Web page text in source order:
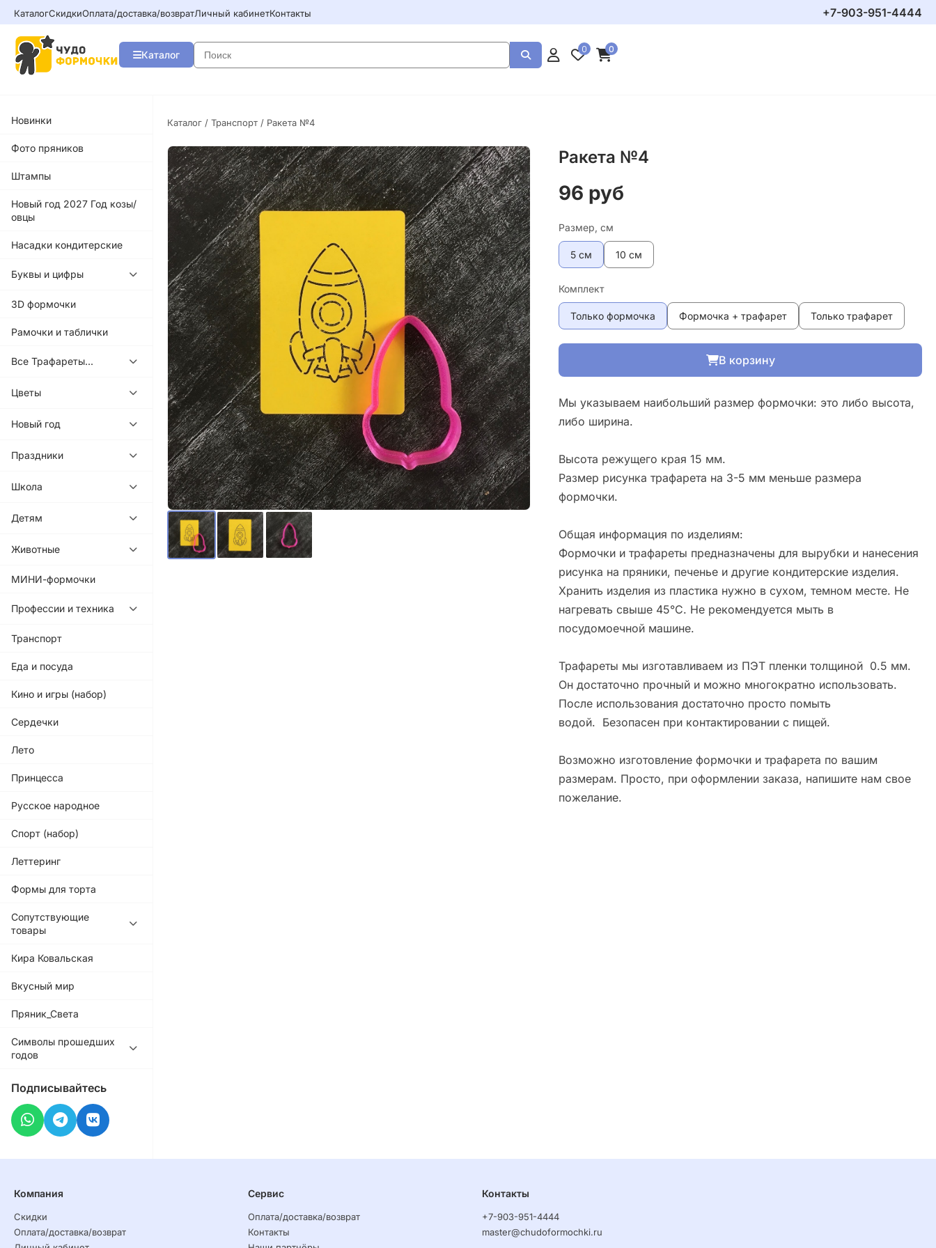
КаталогСкидкиОплата/доставка/возвратЛичный кабинетКонтакты +7-903-951-4444
Каталог
0 0
Новинки
Фото пряников
Штампы
Новый год 2027 Год козы/
овцы
Насадки кондитерские
Буквы и цифры
3D формочки
Рамочки и таблички
Все Трафареты...
Цветы
Новый год
Праздники
Школа
Детям
Животные
МИНИ-формочки
Профессии и техника
Транспорт
Еда и посуда
Кино и игры (набор)
Сердечки
Лето
Принцесса
Русское народное
Спорт (набор)
Леттеринг
Формы для торта
Сопутствующие
товары
Кира Ковальская
Вкусный мир
Пряник_Света
Символы прошедших
годов
Подписывайтесь
Каталог / Транспорт / Ракета №4
Ракета №4
96 руб
Размер, см
5 см 10 см
Комплект
Только формочка Формочка + трафарет Только трафарет
В корзину
Мы указываем наибольший размер формочки: это либо высота,
либо ширина.
Высота режущего края 15 мм.
Размер рисунка трафарета на 3-5 мм меньше размера
формочки.
Общая информация по изделиям:
Формочки и трафареты предназначены для вырубки и нанесения
рисунка на пряники, печенье и другие кондитерские изделия.
Хранить изделия из пластика нужно в сухом, темном месте. Не
нагревать свыше 45°С. Не рекомендуется мыть в
посудомоечной машине.
Трафареты мы изготавливаем из ПЭТ пленки толщиной 0.5 мм.
Он достаточно прочный и можно многократно использовать.
После использования достаточно просто помыть
водой. Безопасен при контактировании с пищей.
Возможно изготовление формочки и трафарета по вашим
размерам. Просто, при оформлении заказа, напишите нам свое
пожелание.
Компания
Скидки
Оплата/доставка/возврат
Сервис
Оплата/доставка/возврат
Контакты
Контакты
+7-903-951-4444
master@chudoformochki.ru